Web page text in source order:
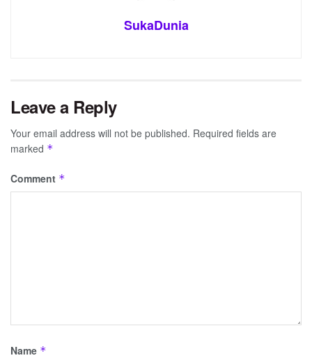
SukaDunia
Leave a Reply
Your email address will not be published. Required fields are
marked *
Comment *
Name *